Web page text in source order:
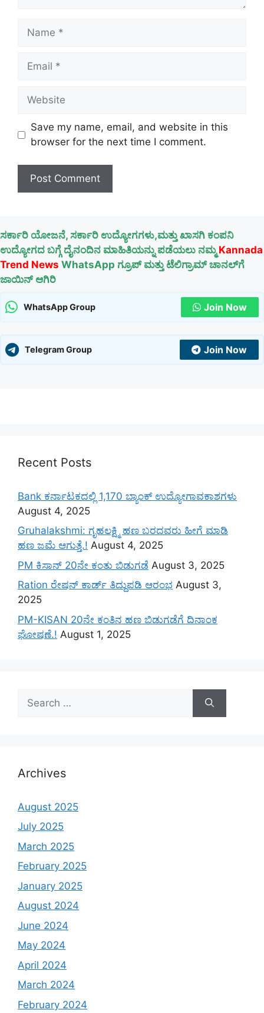
Name
Email
Website
Save my name, email, and website in this
browser for the next time I comment.
ಸರ್ಕಾರಿ ಯೋಜನೆ, ಸರ್ಕಾರಿ ಉದ್ಯೋಗಗಳು,ಮತ್ತು ಖಾಸಗಿ ಕಂಪನಿ
ಉದ್ಯೋಗದ ಬಗ್ಗೆ ದೈನಂದಿನ ಮಾಹಿತಿಯನ್ನು ಪಡೆಯಲು ನಮ್ಮ Kannada
Trend News WhatsApp ಗ್ರೂಪ್ ಮತ್ತು ಟೆಲಿಗ್ರಾಮ್ ಚಾನಲ್‌ಗೆ
ಜಾಯಿನ್ ಆಗಿರಿ
WhatsApp Group Join Now
Telegram Group Join Now
Recent Posts
Bank ಕರ್ನಾಟಕದಲ್ಲಿ 1,170 ಬ್ಯಾಂಕ್ ಉದ್ಯೋಗಾವಕಾಶಗಳು
August 4, 2025
Gruhalakshmi: ಗೃಹಲಕ್ಷ್ಮಿ ಹಣ ಬರದವರು ಹೀಗೆ ಮಾಡಿ
ಹಣ ಜಮೆ‌ ಆಗುತ್ತೆ.! August 4, 2025
PM ಕಿಸಾನ್ 20ನೇ ಕಂತು ಬಿಡುಗಡೆ August 3, 2025
Ration ರೇಷನ್ ಕಾರ್ಡ್ ತಿದ್ದುಪಡಿ ಆರಂಭ August 3,
2025
PM-KISAN 20ನೇ ಕಂತಿನ ಹಣ ಬಿಡುಗಡೆಗೆ ದಿನಾಂಕ
ಘೋಷಣೆ.! August 1, 2025
for:
Archives
August 2025
July 2025
March 2025
February 2025
January 2025
August 2024
June 2024
May 2024
April 2024
March 2024
February 2024